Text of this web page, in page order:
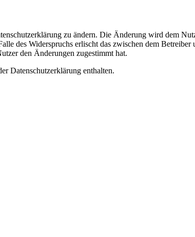
zu ändern. Die Änderung wird dem
des Widerspruchs erlischt das zwischen dem
den Änderungen zugestimmt hat.
Datenschutzerklärung enthalten.